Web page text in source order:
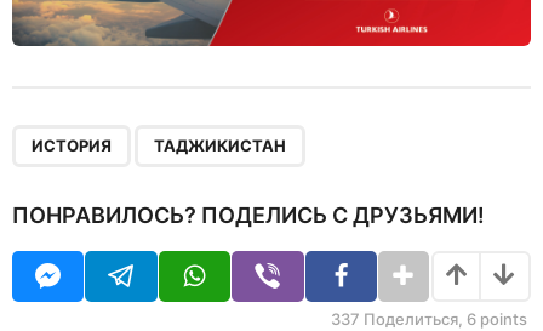
ИСТОРИЯ ТАДЖИКИСТАН
ПОНРАВИЛОСЬ? ПОДЕЛИСЬ С ДРУЗЬЯМИ!
337 Поделиться, 6 points